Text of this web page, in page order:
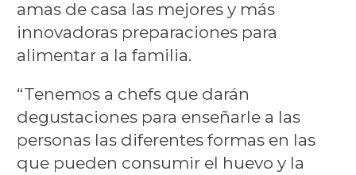
amas de casa las mejores y más
innovadoras preparaciones para
alimentar a la familia.
“Tenemos a chefs que darán
degustaciones para enseñarle a las
personas las diferentes formas en las
que pueden consumir el huevo y la